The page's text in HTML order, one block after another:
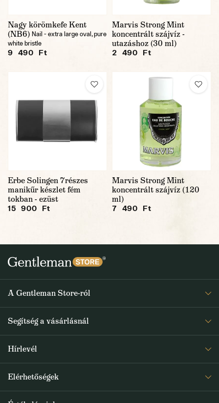
Nagy körömkefe Kent
(NB6) Nail - extra large oval, pure
white bristle
9 490 Ft
Marvis Strong Mint
koncentrált szájvíz -
utazáshoz (30 ml)
2 490 Ft
Erbe Solingen 7részes
manikűr készlet fém
tokban - ezüst
15 900 Ft
Marvis Strong Mint
koncentrált szájvíz (120
ml)
7 490 Ft
A Gentleman Store-ról
Rólunk
Journal
Segítség a vásárlásnál
Hírlevél
a speciális kínálatokról
Elérhetőségek